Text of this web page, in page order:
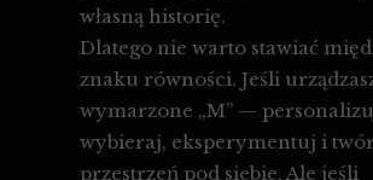
własną historię.
Dlatego nie warto stawiać
znaku równości. Jeśli
wymarzone „M” —
wybieraj, eksperymentuj i
przestrzeń pod siebie. Ale jeśli